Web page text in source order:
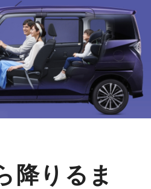
降りるま